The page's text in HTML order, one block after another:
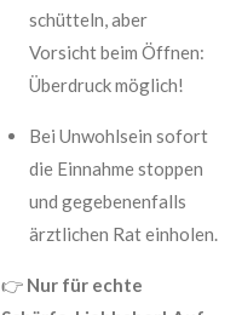
schütteln, aber
Vorsicht beim Öffnen:
Überdruck möglich!
Bei Unwohlsein sofort
die Einnahme stoppen
und gegebenenfalls
ärztlichen Rat einholen.
👉 Nur für echte